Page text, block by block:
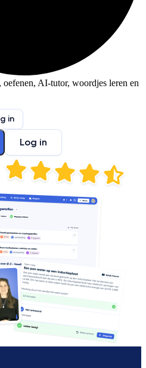
oefenen, AI-tutor, woordjes leren en
in
Log in